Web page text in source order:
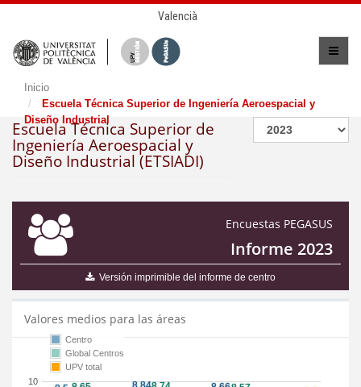
Valencià
Inicio
Escuela Técnica Superior de Ingeniería Aeroespacial y
Diseño Industrial
Escuela Técnica Superior de
Ingeniería Aeroespacial y
Diseño Industrial (ETSIADI)
Encuestas PEGASUS
Informe 2023
Versión imprimible del informe de centro
Valores medios para las áreas
10
Centro
Global Centros
UPV total